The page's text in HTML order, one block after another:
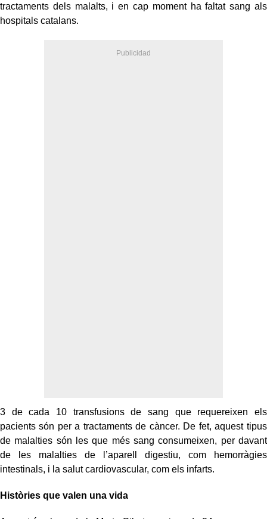
tractaments dels malalts, i en cap moment ha faltat sang als
hospitals catalans.
3 de cada 10 transfusions de sang que requereixen els
pacients són per a tractaments de càncer. De fet, aquest tipus
de malalties són les que més sang consumeixen, per davant
de les malalties de l’aparell digestiu, com hemorràgies
intestinals, i la salut cardiovascular, com els infarts.
Històries que valen una vida